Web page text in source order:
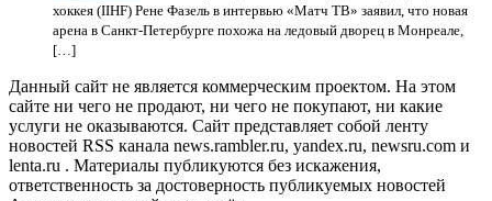
хоккея (IIHF) Рене Фазель в интервью «Матч ТВ» заявил, что новая
арена в Санкт‑Петербурге похожа на ледовый дворец в Монреале,
[…]
Данный сайт не является коммерческим проектом. На этом
сайте ни чего не продают, ни чего не покупают, ни какие
услуги не оказываются. Сайт представляет собой ленту
новостей RSS канала news.rambler.ru, yandex.ru, newsru.com и
lenta.ru . Материалы публикуются без искажения,
ответственность за достоверность публикуемых новостей